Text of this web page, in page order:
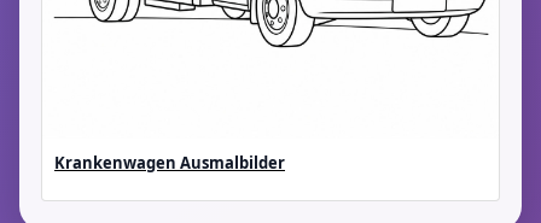
Krankenwagen Ausmalbilder